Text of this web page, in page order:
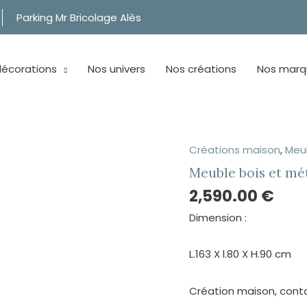
Parking Mr Bricolage Alès
Nos univers Nos créations Nos
Créations maison,
Meuble bois et
2,590.00 €
Dimension :
L.163 X l.80 X H.90 cm
Création maison,
Meuble
bois
et